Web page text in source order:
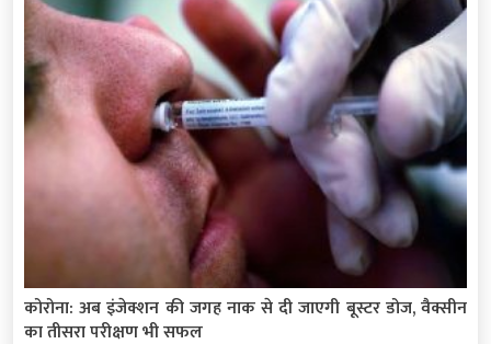
कोरोना: अब इंजेक्शन की जगह नाक से दी जाएगी बूस्टर डोज, वैक्सीन
का तीसरा परीक्षण भी सफल